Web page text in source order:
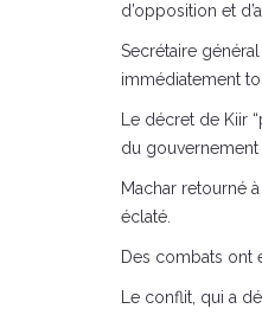
d’opposition et
Secrétaire
immédiatement
Le décret de Kiir
du gouvernement
Machar retourné
éclaté.
Des combats ont
Le conflit, qui a